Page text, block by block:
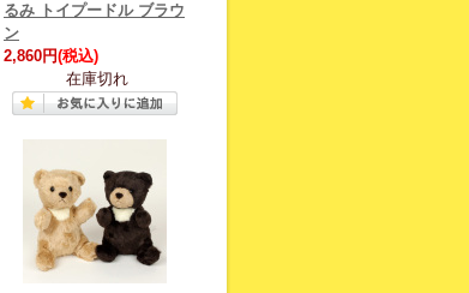
るみ トイプードル ブラウ
ン
2,860円(税込)
在庫切れ